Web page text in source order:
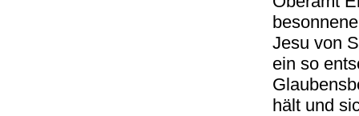
Jesu von
ein so
hält und